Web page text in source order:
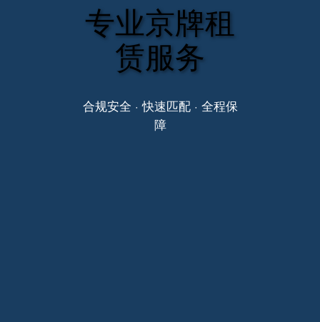
专业京牌租
赁服务
合规安全 · 快速匹配 · 全程保
障